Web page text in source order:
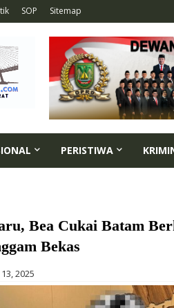
SOP Sitemap
PERISTIWA
Bea Cukai Batam
Bekas
2025